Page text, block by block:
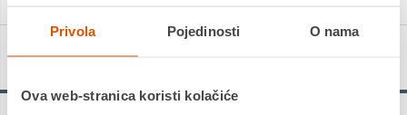
Privola Pojedinosti O nama
Ova web-stranica koristi kolačiće
Detalji proizvoda